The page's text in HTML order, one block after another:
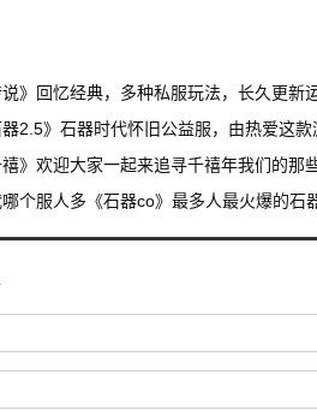
说》回忆经典，多种私服玩法，长久更新
2.5》石器时代怀旧公益服，由热爱这款游戏的玩家
禧》欢迎大家一起来追寻千禧年我们的那
个服人多《石器co》最多人最火爆的石